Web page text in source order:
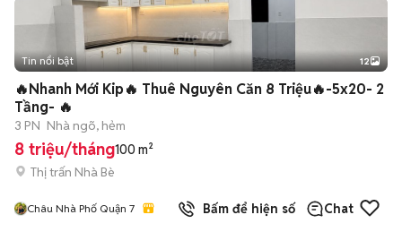
+2
Tin nổi bật 12
🔥Nhanh Mới Kip🔥 Thuê Nguyên Căn 8 Triệu🔥-5x20- 2
Tầng- 🔥
3 PN Nhà ngõ, hẻm
8 triệu/tháng100 m²
Thị trấn Nhà Bè
Châu Nhà Phố Quận 7 Bấm để hiện số Chat